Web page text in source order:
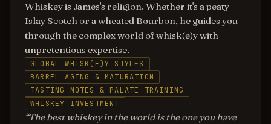
Whiskey is James's religion. Whether it's a peaty
Islay Scotch or a wheated Bourbon, he guides you
through the complex world of whisk(e)y with
unpretentious expertise.
GLOBAL WHISK(E)Y STYLES
BARREL AGING & MATURATION
TASTING NOTES & PALATE TRAINING
WHISKEY INVESTMENT
The best whiskey in the world is the one you have